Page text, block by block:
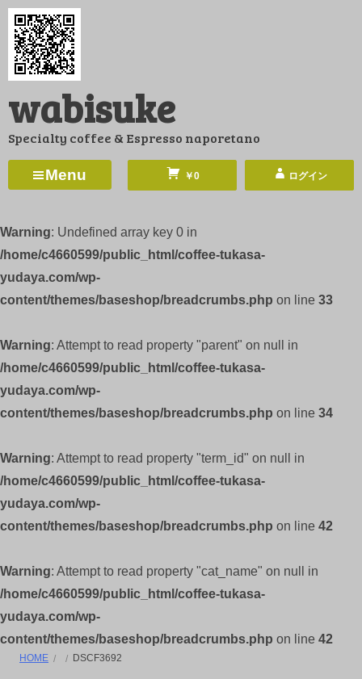
コ
ン
ツ
ス
ッ
wabisuke
Specialty coffee & Espresso naporetano
Menu ￥0 ログイン
Warning: Undefined array key 0 in
/home/c4660599/public_html/coffee-tukasa-
yudaya.com/wp-
content/themes/baseshop/breadcrumbs.php on line 33
Warning: Attempt to read property "parent" on null in
/home/c4660599/public_html/coffee-tukasa-
yudaya.com/wp-
content/themes/baseshop/breadcrumbs.php on line 34
Warning: Attempt to read property "term_id" on null in
/home/c4660599/public_html/coffee-tukasa-
yudaya.com/wp-
content/themes/baseshop/breadcrumbs.php on line 42
Warning: Attempt to read property "cat_name" on null in
/home/c4660599/public_html/coffee-tukasa-
yudaya.com/wp-
content/themes/baseshop/breadcrumbs.php on line 42
HOME DSCF3692